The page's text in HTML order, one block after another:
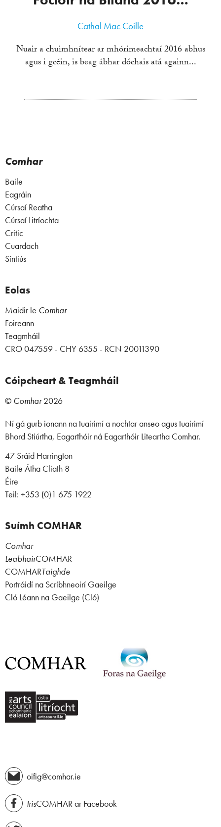
Cathal Mac Coille
Nuair a chuimhnítear ar mhórimeachtaí 2016 abhus
agus i gcéin, is beag ábhar dóchais atá againn...
Comhar
Baile
Eagráin
Cúrsaí Reatha
Cúrsaí Litríochta
Critic
Cuardach
Síntiús
Eolas
Maidir le Comhar
Foireann
Teagmháil
CRO 047559 - CHY 6355 - RCN 20011390
Cóipcheart & Teagmháil
© Comhar2026
Ní gá gurb ionann na tuairimí a nochtar anseo agus tuairimí
Bhord Stiúrtha, Eagarthóir ná Eagarthóir Liteartha Comhar.
47 Sráid Harrington
Baile Átha Cliath 8
Éire
Teil: +353 (0)1 675 1922
Suímh COMHAR
Comhar
LeabhairCOMHAR
COMHARTaighde
Portráidí na Scríbhneoirí Gaeilge
Cló Léann na Gaeilge (Cló)
oifig@comhar.ie
IrisCOMHAR ar Facebook